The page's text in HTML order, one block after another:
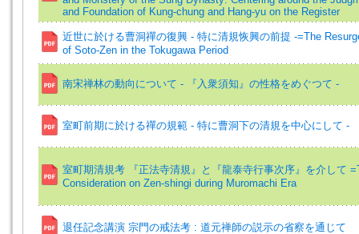
and Foundation of Kung-chung and Hang-yu on the Register
近世に於ける曹洞禪の復興 - 特に清規恢興の前提 -=The
of Soto-Zen in the Tokugawa Period
南宋禅林の動向について - 『入衆須知』の性格をめぐつて -
室町前期に於ける禪の規範 - 特に曹洞下の清規を中心にして -
室町期清規考 『正法寺清規』と『龍泰寺行事次序』を介して
Consideration on Zen-shingi during Muromachi Era
退任記念講演 宗門の戒法考 : 道元禅師の説示の省察を通じて